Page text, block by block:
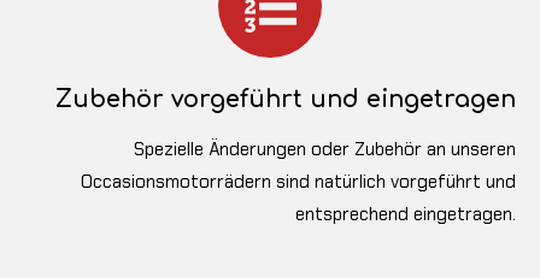
Zubehör vorgeführt und eingetragen
Spezielle Änderungen oder Zubehör an unseren
Occasionsmotorrädern sind natürlich vorgeführt und
entsprechend eingetragen.